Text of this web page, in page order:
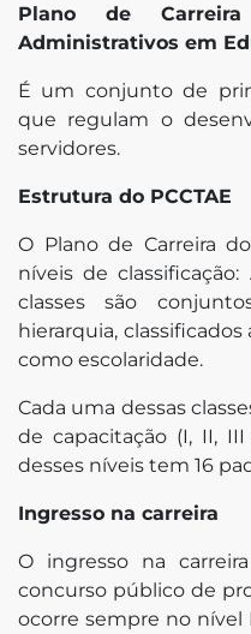
Plano de
Administrativos em
É um conjunto de
que regulam o
servidores.
Estrutura do PCCTAE
O Plano de Carreira
níveis de
classes são
hierarquia,
como escolaridade.
Cada uma dessas
de capacitação (I, II,
desses níveis tem 16
Ingresso na carreira
O ingresso na
concurso público de
ocorre sempre no nível